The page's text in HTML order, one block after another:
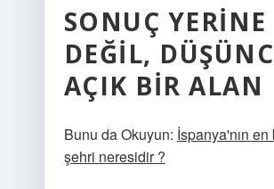
SONUÇ YERINE
DEĞIL,
AÇIK BIR ALAN
Bunu da Okuyun: İspanya'nın
şehri neresidir ?